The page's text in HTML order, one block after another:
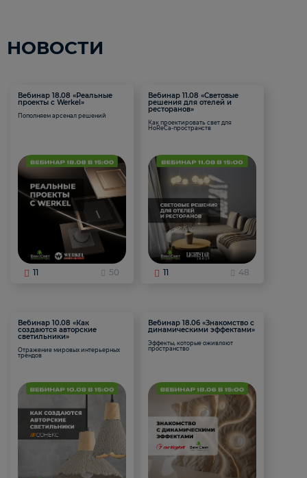
НОВОСТИ
Вебинар 18.08 «Реальные
проекты с Werkel»
Пополняем арсенал решений
11 50
Вебинар 11.08 «Световые
решения для отелей и
ресторанов»
Как проектировать свет для
HoReCa-пространств
11 48
Вебинар 10.08 «Как
создаются авторские
светильники»
Отражение мировых интерьерных
трендов
Вебинар 18.06 «Знакомство с
динамическими эффектами»
Эффекты, которые оживляют
пространство